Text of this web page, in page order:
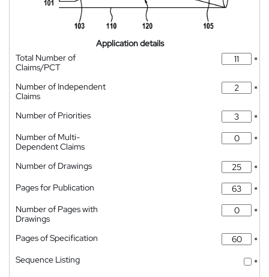
Application details
Total Number of
Claims/PCT
*
Number of Independent
Claims
*
Number of Priorities
*
Number of Multi-
Dependent Claims
*
Number of Drawings
*
Pages for Publication
*
Number of Pages with
Drawings
*
Pages of Specification
*
Sequence Listing
*